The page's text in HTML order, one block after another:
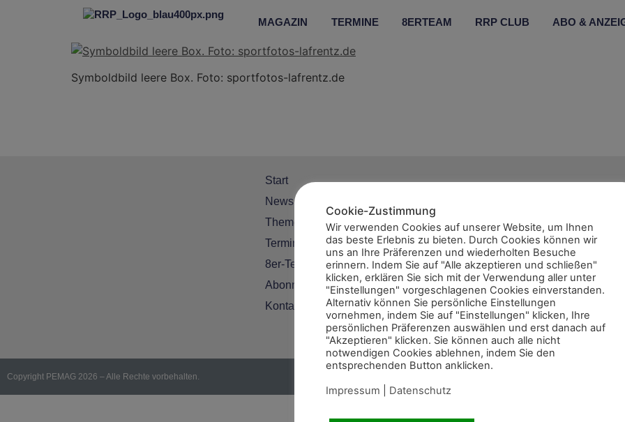
MAGAZIN TERMINE 8ERTEAM RRP CLUB ABO &
Symboldbild leere Box. Foto: sportfotos-lafrentz.de
Start
News
Themen
Termine
8er-Team
Abonnement
Kontakt
Wir sind
Copyright PEMAG 2026 – Alle Rechte vorbehalten.
Cookie-Zustimmung
Wir verwenden Cookies auf unserer Website, um Ihnen
das beste Erlebnis zu bieten. Durch Cookies können wir
uns an Ihre Präferenzen und wiederholten Besuche
erinnern. Indem Sie auf "Alle akzeptieren und schließen"
klicken, erklären Sie sich mit der Verwendung aller unter
"Einstellungen" vorgeschlagenen Cookies einverstanden.
Alternativ können Sie persönliche Einstellungen
vornehmen, indem Sie auf "Einstellungen" klicken, Ihre
persönlichen Präferenzen auswählen und erst danach auf
"Akzeptieren" klicken. Sie können auch alle nicht
notwendigen Cookies ablehnen, indem Sie den
entsprechenden Button anklicken.
Impressum
Datenschutz